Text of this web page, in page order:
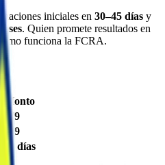
iniciales en 30–45 días y
. Quien promete resultados en
funciona la FCRA.
Monto
$79
$79
90 días